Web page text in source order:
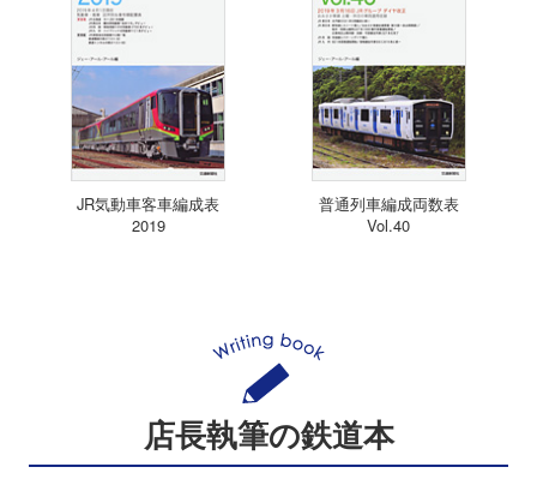
JR気動車客車編成表
2019
普通列車編成両数表
Vol.40
店長執筆の鉄道本